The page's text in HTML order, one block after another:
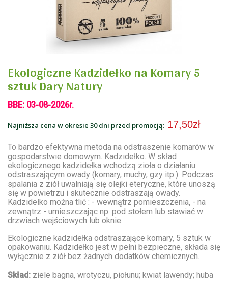
Ekologiczne Kadzidełko na Komary 5
sztuk Dary Natury
BBE: 03-08-2026r.
Najniższa cena w okresie 30 dni przed promocją: 17,50zł
To bardzo efektywna metoda na odstraszenie komarów w
gospodarstwie domowym. Kadzidełko. W skład
ekologicznego kadzidełka wchodzą zioła o działaniu
odstraszającym owady (komary, muchy, gzy itp.). Podczas
spalania z ziół uwalniają się olejki eteryczne, które unoszą
się w powietrzu i skutecznie odstraszają owady.
Kadzidełko można tlić : - wewnątrz pomieszczenia, - na
zewnątrz - umieszczając np. pod stołem lub stawiać w
drzwiach wejściowych lub oknie.
Ekologiczne kadzidełka odstraszające komary, 5 sztuk w
opakowaniu. Kadzidełko jest w pełni bezpieczne, składa się
wyłącznie z ziół bez żadnych dodatków chemicznych.
Skład: ziele bagna, wrotyczu, piołunu; kwiat lawendy; huba